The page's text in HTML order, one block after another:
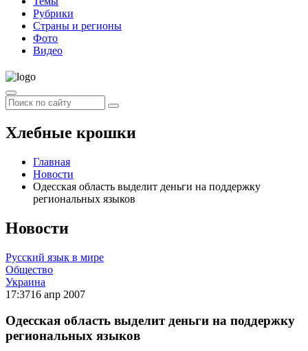
Рубрики
Страны и регионы
Фото
Видео
Хлебные крошки
Главная
Новости
Одесская область выделит деньги на поддержку
региональных языков
Новости
Русский язык в мире
Общество
Украина
17:3716 апр 2007
Одесская область выделит деньги на поддержку
региональных языков